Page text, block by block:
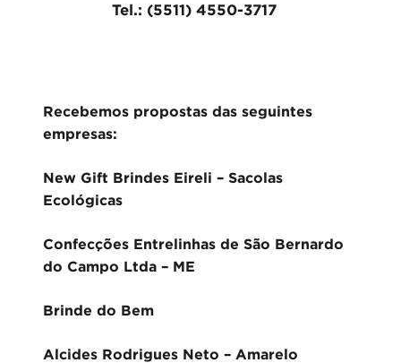
Tel.: (5511) 4550-3717
Recebemos propostas das seguintes
empresas:
New Gift Brindes Eireli – Sacolas
Ecológicas
Confecções Entrelinhas de São Bernardo
do Campo Ltda – ME
Brinde do Bem
Alcides Rodrigues Neto – Amarelo